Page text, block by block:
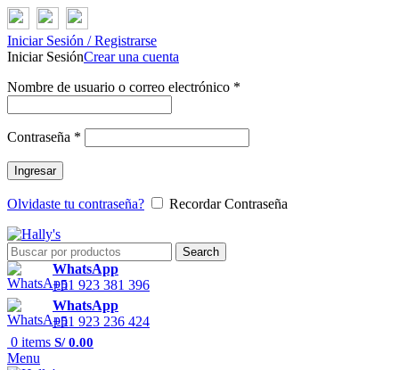
Iniciar Sesión / Registrarse
Iniciar SesiónCrear una cuenta
Nombre de usuario o correo electrónico *
Contraseña *
Ingresar
Olvidaste tu contraseña? Recordar Contraseña
Search
WhatsApp
+51 923 381 396
WhatsApp
+51 923 236 424
0 items S/0.00
Menu